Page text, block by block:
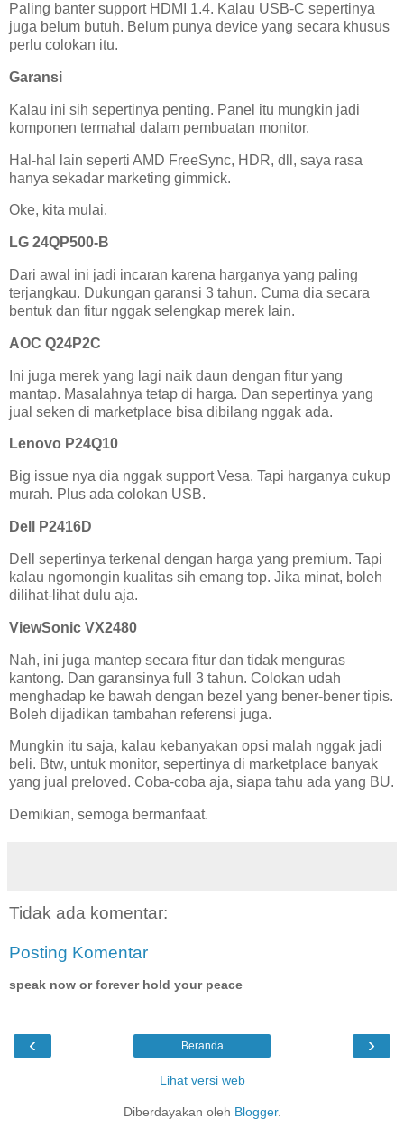
Paling banter support HDMI 1.4. Kalau USB-C sepertinya
juga belum butuh. Belum punya device yang secara khusus
perlu colokan itu.
Garansi
Kalau ini sih sepertinya penting. Panel itu mungkin jadi
komponen termahal dalam pembuatan monitor.
Hal-hal lain seperti AMD FreeSync, HDR, dll, saya rasa
hanya sekadar marketing gimmick.
Oke, kita mulai.
LG 24QP500-B
Dari awal ini jadi incaran karena harganya yang paling
terjangkau. Dukungan garansi 3 tahun. Cuma dia secara
bentuk dan fitur nggak selengkap merek lain.
AOC Q24P2C
Ini juga merek yang lagi naik daun dengan fitur yang
mantap. Masalahnya tetap di harga. Dan sepertinya yang
jual seken di marketplace bisa dibilang nggak ada.
Lenovo P24Q10
Big issue nya dia nggak support Vesa. Tapi harganya cukup
murah. Plus ada colokan USB.
Dell P2416D
Dell sepertinya terkenal dengan harga yang premium. Tapi
kalau ngomongin kualitas sih emang top. Jika minat, boleh
dilihat-lihat dulu aja.
ViewSonic VX2480
Nah, ini juga mantep secara fitur dan tidak menguras
kantong. Dan garansinya full 3 tahun. Colokan udah
menghadap ke bawah dengan bezel yang bener-bener tipis.
Boleh dijadikan tambahan referensi juga.
Mungkin itu saja, kalau kebanyakan opsi malah nggak jadi
beli. Btw, untuk monitor, sepertinya di marketplace banyak
yang jual preloved. Coba-coba aja, siapa tahu ada yang BU.
Demikian, semoga bermanfaat.
Tidak ada komentar:
Posting Komentar
speak now or forever hold your peace
‹ ›
Beranda
Lihat versi web
Diberdayakan oleh Blogger.